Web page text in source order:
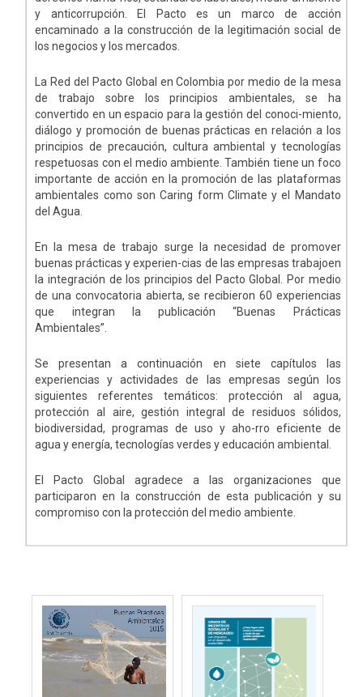
y anticorrupción. El Pacto es un marco de acción
encaminado a la construcción de la legitimación social de
los negocios y los mercados.
La Red del Pacto Global en Colombia por medio de la mesa
de trabajo sobre los principios ambientales, se ha
convertido en un espacio para la gestión del conoci-miento,
diálogo y promoción de buenas prácticas en relación a los
principios de precaución, cultura ambiental y tecnologías
respetuosas con el medio ambiente. También tiene un foco
importante de acción en la promoción de las plataformas
ambientales como son Caring form Climate y el Mandato
del Agua.
En la mesa de trabajo surge la necesidad de promover
buenas prácticas y experien-cias de las empresas trabajoen
la integración de los principios del Pacto Global. Por medio
de una convocatoria abierta, se recibieron 60 experiencias
que integran la publicación “Buenas Prácticas
Ambientales”.
Se presentan a continuación en siete capítulos las
experiencias y actividades de las empresas según los
siguientes referentes temáticos: protección al agua,
protección al aire, gestión integral de residuos sólidos,
biodiversidad, programas de uso y aho-rro eficiente de
agua y energía, tecnologías verdes y educación ambiental.
El Pacto Global agradece a las organizaciones que
participaron en la construcción de esta publicación y su
compromiso con la protección del medio ambiente.